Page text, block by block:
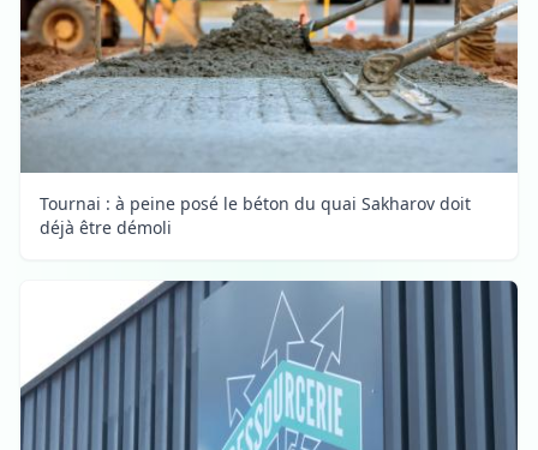
Tournai : à peine posé le béton du quai Sakharov doit
déjà être démoli